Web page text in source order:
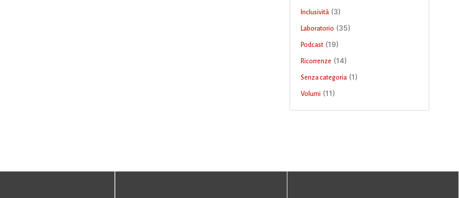
Inclusività(3)
Laboratorio (35)
Podcast(19)
Ricorrenze (14)
Senza categoria(1)
Volumi (11)